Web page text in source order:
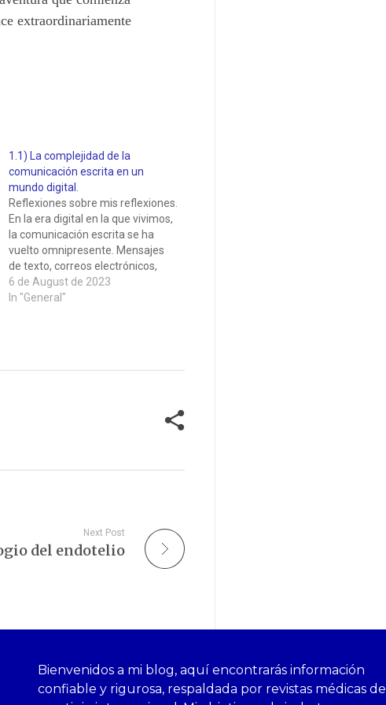
extraordinariamente
1.1) La complejidad de la
comunicación escrita en un
mundo digital.
Reflexiones sobre mis reflexiones.
En la era digital en la que vivimos,
la comunicación escrita se ha
vuelto omnipresente. Mensajes
de texto, correos electrónicos,
publicaciones en redes sociales y
artículos en línea son solo algunos
6 de August de 2023
In "General"
Next Post
del endotelio
Bienvenidos a mi blog, aquí encontrarás información
confiable y rigurosa, respaldada por revistas médicas de